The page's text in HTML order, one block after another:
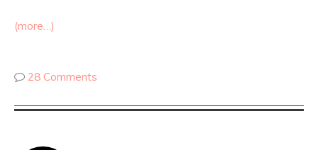
(more…)
28 Comments